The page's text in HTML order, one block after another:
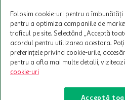
Folosim cookie-uri pentru a îmbunătăți
pentru a optimiza campaniile de
traficul pe site. Selectând „Acceptă
acordul pentru utilizarea acestora.
preferințele privind cookie-urile,
pentru a afla mai multe detalii,
cookie-uri
Acceptă